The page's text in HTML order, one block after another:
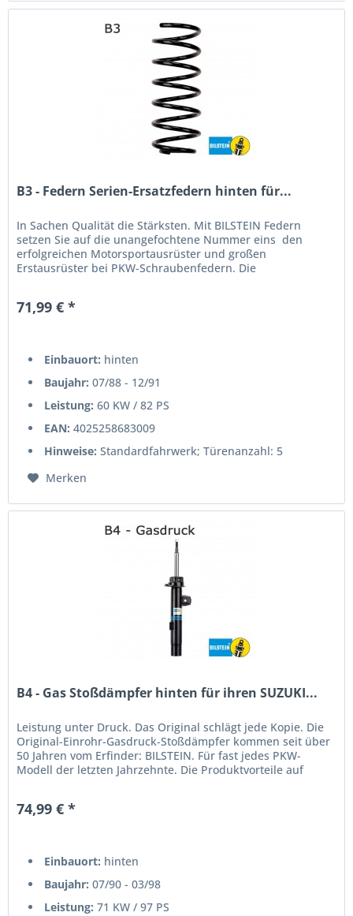
B3 - Federn Serien-Ersatzfedern hinten für...
In Sachen Qualität die Stärksten. Mit BILSTEIN Federn
setzen Sie auf die unangefochtene Nummer eins  den
erfolgreichen Motorsportausrüster und großen
Erstausrüster bei PKW-Schraubenfedern. Die
71,99 € *
Einbauort: hinten
Baujahr: 07/88 - 12/91
Leistung: 60 KW / 82 PS
EAN: 4025258683009
Hinweise: Standardfahrwerk; Türenanzahl: 5
Merken
B4 - Gas Stoßdämpfer hinten für ihren SUZUKI...
Leistung unter Druck. Das Original schlägt jede Kopie. Die
Original-Einrohr-Gasdruck-Stoßdämpfer kommen seit über
50 Jahren vom Erfinder: BILSTEIN. Für fast jedes PKW-
Modell der letzten Jahrzehnte. Die Produktvorteile auf
74,99 € *
Einbauort: hinten
Baujahr: 07/90 - 03/98
Leistung: 71 KW / 97 PS